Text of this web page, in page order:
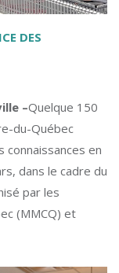
DES
–Quelque 150
du-Québec
en
dans le cadre du
par les
(MMCQ) et